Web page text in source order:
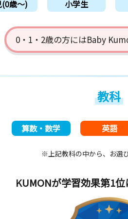
歳〜) 小学生
0・1・2歳の方にはBaby
教科
算数・数学 英語
※上記教科の中から、お選
KUMONが学習効果第1位